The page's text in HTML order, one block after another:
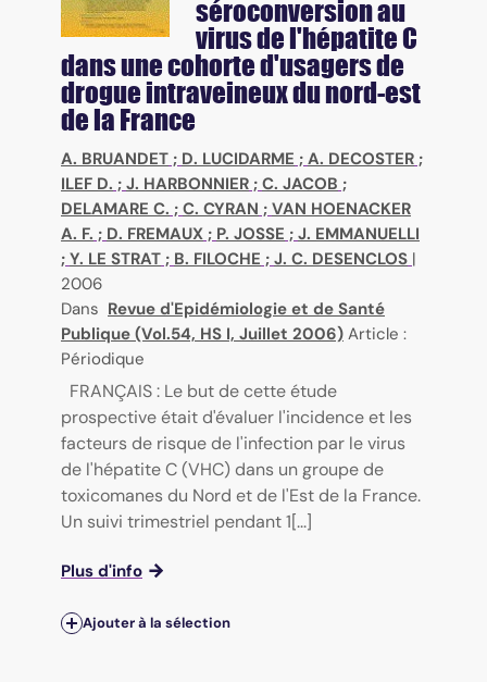
séroconversion au
virus de l'hépatite C
dans une cohorte d'usagers de
drogue intraveineux du nord-est
de la France
A. BRUANDET ; D. LUCIDARME ; A. DECOSTER ;
ILEF D. ; J. HARBONNIER ; C. JACOB ;
DELAMARE C. ; C. CYRAN ; VAN HOENACKER
A. F. ; D. FREMAUX ; P. JOSSE ; J. EMMANUELLI
; Y. LE STRAT ; B. FILOCHE ; J. C. DESENCLOS |
2006
Dans Revue d'Epidémiologie et de Santé
Publique (Vol.54, HS I, Juillet 2006) Article :
Périodique
FRANÇAIS : Le but de cette étude
prospective était d'évaluer l'incidence et les
facteurs de risque de l'infection par le virus
de l'hépatite C (VHC) dans un groupe de
toxicomanes du Nord et de l'Est de la France.
Un suivi trimestriel pendant 1[...]
Plus d'info
Ajouter à la sélection